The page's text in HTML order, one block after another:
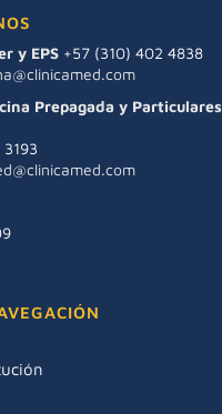
y EPS +57 (310) 402 4838
Prepagada y Particulares